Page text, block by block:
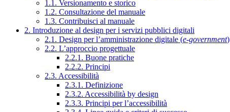
1.1. Versionamento e storico
1.2. Consultazione del manuale
1.3. Contribuisci al manuale
2. Introduzione al design per i servizi pubblici digitali
2.1. Design per l’amministrazione digitale (e-government)
2.2. L’approccio progettuale
2.2.1. Buone pratiche
2.2.2. Principi
2.3. Accessibilità
2.3.1. Definizione
2.3.2. Accessibilità by design
2.3.3. Principi per l’accessibilità